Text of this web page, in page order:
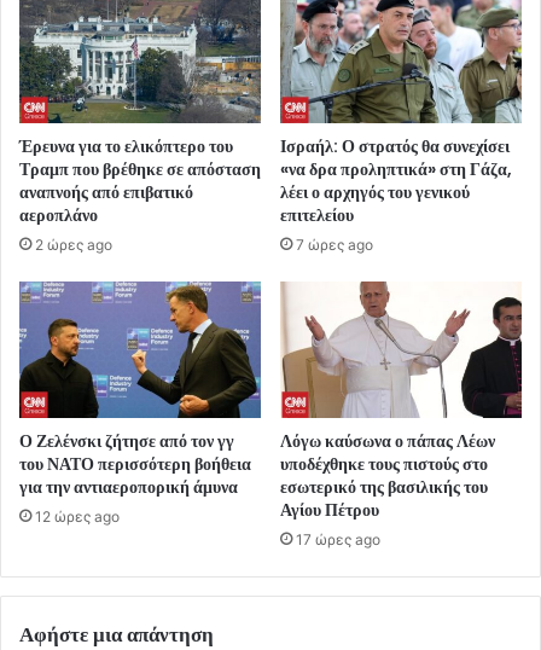
Έρευνα για το ελικόπτερο του
Τραμπ που βρέθηκε σε απόσταση
αναπνοής από επιβατικό
αεροπλάνο
2 ώρες ago
Ισραήλ: Ο στρατός θα συνεχίσει
«να δρα προληπτικά» στη Γάζα,
λέει ο αρχηγός του γενικού
επιτελείου
7 ώρες ago
Ο Ζελένσκι ζήτησε από τον γγ
του ΝΑΤΟ περισσότερη βοήθεια
για την αντιαεροπορική άμυνα
12 ώρες ago
Λόγω καύσωνα ο πάπας Λέων
υποδέχθηκε τους πιστούς στο
εσωτερικό της βασιλικής του
Αγίου Πέτρου
17 ώρες ago
Αφήστε μια απάντηση